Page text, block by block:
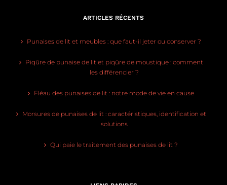
ARTICLES RÉCENTS
Punaises de lit et meubles : que faut-il jeter ou conserver ?
Piqûre de punaise de lit et piqûre de moustique : comment
les différencier ?
Fléau des punaises de lit : notre mode de vie en cause
Morsures de punaises de lit : caractéristiques, identification et
solutions
Qui paie le traitement des punaises de lit ?